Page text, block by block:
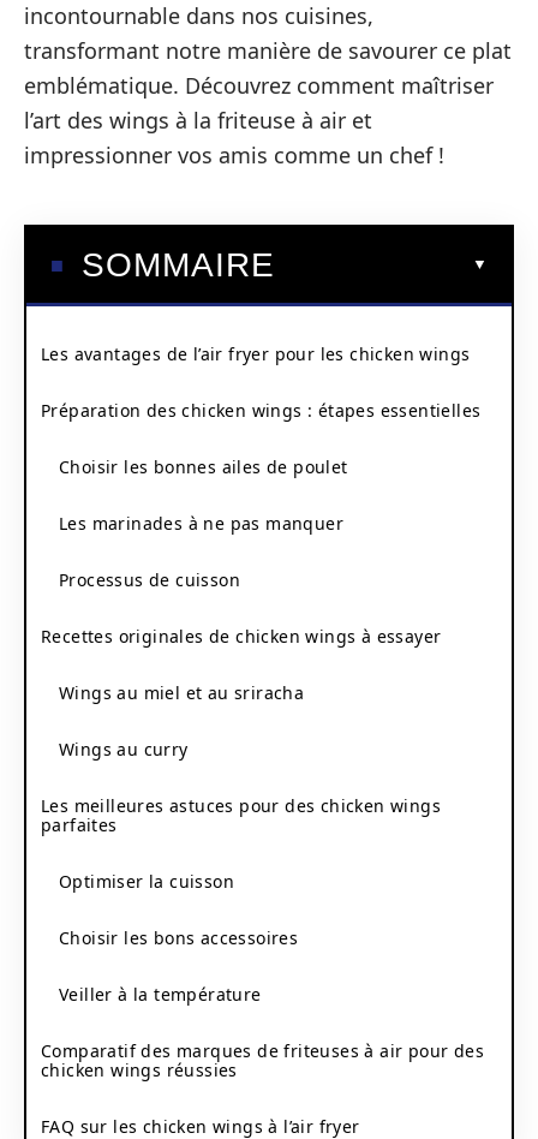
incontournable dans nos cuisines,
transformant notre manière de savourer ce plat
emblématique. Découvrez comment maîtriser
l’art des wings à la friteuse à air et
impressionner vos amis comme un chef !
SOMMAIRE
Les avantages de l’air fryer pour les chicken wings
Préparation des chicken wings : étapes essentielles
Choisir les bonnes ailes de poulet
Les marinades à ne pas manquer
Processus de cuisson
Recettes originales de chicken wings à essayer
Wings au miel et au sriracha
Wings au curry
Les meilleures astuces pour des chicken wings
parfaites
Optimiser la cuisson
Choisir les bons accessoires
Veiller à la température
Comparatif des marques de friteuses à air pour des
chicken wings réussies
FAQ sur les chicken wings à l’air fryer